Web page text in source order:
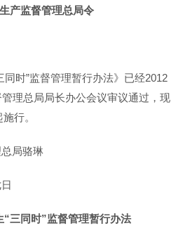
产监督管理总局令
同时”监督管理暂行办法》已经2012
理总局局长办公会议审议通过，现
行。
局骆琳
“三同时”监督管理暂行办法